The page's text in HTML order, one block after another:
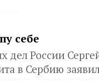
себе
России
в Сербию